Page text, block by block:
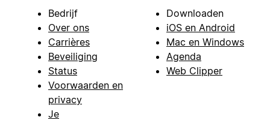
Bedrijf
Over ons
Carrières
Beveiliging
Status
Voorwaarden en
privacy
Je
Downloaden
iOS en Android
Mac en Windows
Agenda
Web Clipper